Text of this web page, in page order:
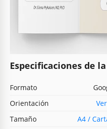
Especificaciones de
Formato
Orientación
Tamaño
A4 /